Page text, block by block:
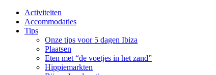
Activiteiten
Accommodaties
Tips
Onze tips voor 5 dagen Ibiza
Plaatsen
Eten met “de voetjes in het zand”
Hippiemarkten